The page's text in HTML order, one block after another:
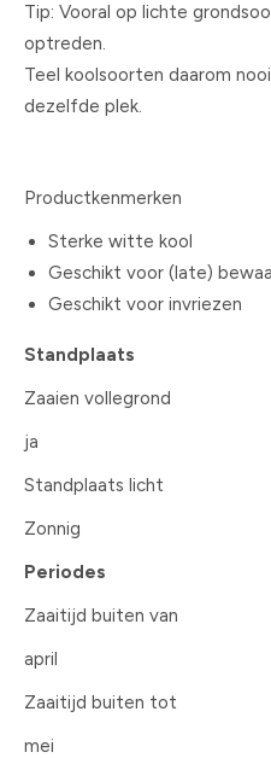
Tip: Vooral op lichte
optreden.
Teel koolsoorten daarom
dezelfde plek.
Productkenmerken
Sterke witte kool
Geschikt voor (late)
Geschikt voor invriezen
Standplaats
Zaaien vollegrond
ja
Standplaats licht
Zonnig
Periodes
Zaaitijd buiten van
april
Zaaitijd buiten tot
mei